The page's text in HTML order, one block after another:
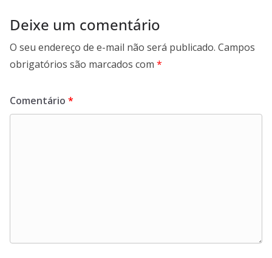
Deixe um comentário
O seu endereço de e-mail não será publicado. Campos
obrigatórios são marcados com *
Comentário *